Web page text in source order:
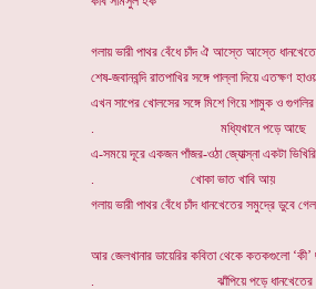
গলায় ভারী পাথর বেঁধে চাঁদ ঐ আস্তে আস্তে
শেষ-জবানবন্দি রাতপাখির সঙ্গে পাল্লা দিয়ে এতক্ষণ
এখন সাপের খোলসের সঙ্গে মিশে গিয়ে শামুক ও
. মধ্যিখানে পড়ে আছে
এ-সময়ে দূরে একজন পাঁজর-ওঠা জ্যোত্স্না একটা
. খোকা ভাত খাবি আয়
গলায় ভারী পাথর বেঁধে চাঁদ ধানখেতের সমুদ্রে ডুবে গেল
আর জেলখানার ডায়েরির কবিতা থেকে কতকগুলো
. ঝাঁপিয়ে পড়ে ধানখেতের